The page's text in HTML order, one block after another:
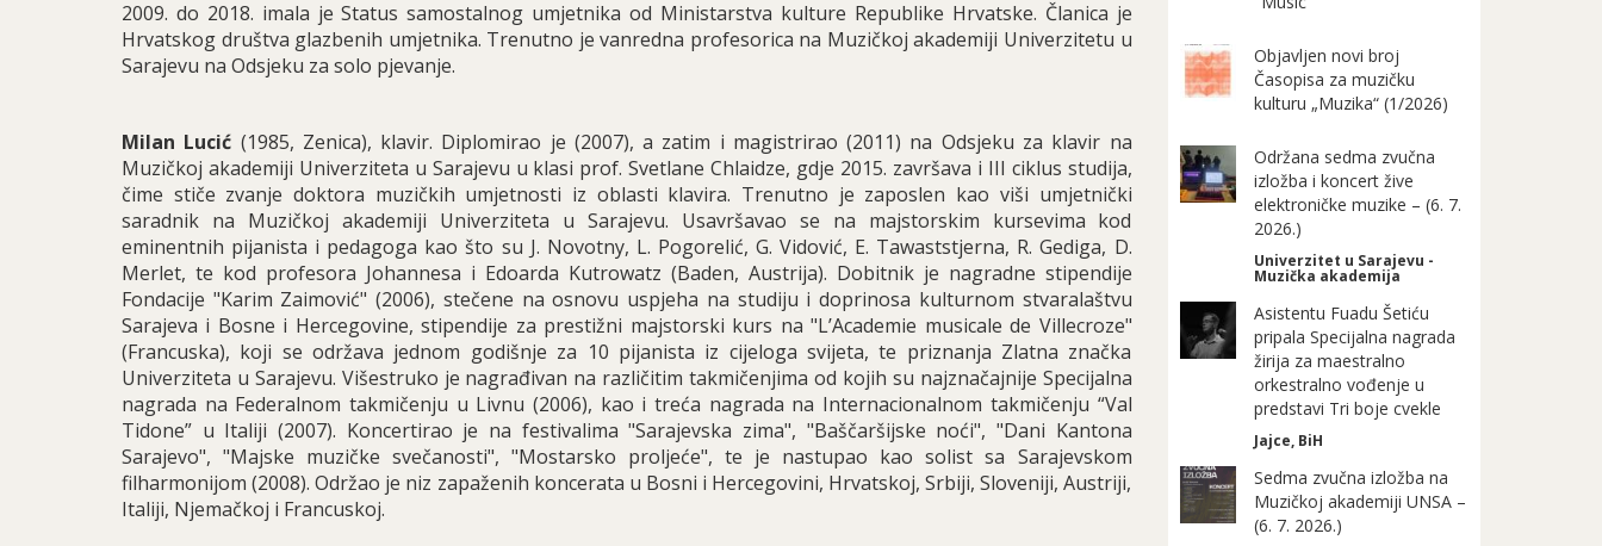
2009. do 2018. imala je Status samostalnog umjetnika od Ministarstva kulture Republike Hrvatske. Članica je
Hrvatskog društva glazbenih umjetnika. Trenutno je vanredna profesorica na Muzičkoj akademiji Univerzitetu u
Sarajevu na Odsjeku za solo pjevanje.
Milan Lucić (1985, Zenica), klavir. Diplomirao je (2007), a zatim i magistrirao (2011) na Odsjeku za klavir na
Muzičkoj akademiji Univerziteta u Sarajevu u klasi prof. Svetlane Chlaidze, gdje 2015. završava i III ciklus studija,
čime stiče zvanje doktora muzičkih umjetnosti iz oblasti klavira. Trenutno je zaposlen kao viši umjetnički
saradnik na Muzičkoj akademiji Univerziteta u Sarajevu. Usavršavao se na majstorskim kursevima kod
eminentnih pijanista i pedagoga kao što su J. Novotny, L. Pogorelić, G. Vidović, E. Tawaststjerna, R. Gediga, D.
Merlet, te kod profesora Johannesa i Edoarda Kutrowatz (Baden, Austrija). Dobitnik je nagradne stipendije
Fondacije "Karim Zaimović" (2006), stečene na osnovu uspjeha na studiju i doprinosa kulturnom stvaralaštvu
Sarajeva i Bosne i Hercegovine, stipendije za prestižni majstorski kurs na "L’Academie musicale de Villecroze"
(Francuska), koji se održava jednom godišnje za 10 pijanista iz cijeloga svijeta, te priznanja Zlatna značka
Univerziteta u Sarajevu. Višestruko je nagrađivan na različitim takmičenjima od kojih su najznačajnije Specijalna
nagrada na Federalnom takmičenju u Livnu (2006), kao i treća nagrada na Internacionalnom takmičenju “Val
Tidone” u Italiji (2007). Koncertirao je na festivalima "Sarajevska zima", "Baščaršijske noći", "Dani Kantona
Sarajevo", "Majske muzičke svečanosti", "Mostarsko proljeće", te je nastupao kao solist sa Sarajevskom
filharmonijom (2008). Održao je niz zapaženih koncerata u Bosni i Hercegovini, Hrvatskoj, Srbiji, Sloveniji, Austriji,
Italiji, Njemačkoj i Francuskoj.
Objavljen novi broj
Časopisa za muzičku
kulturu „Muzika“ (1/2026)
Održana sedma zvučna
izložba i koncert žive
elektroničke muzike – (6. 7.
2026.)
Univerzitet u Sarajevu -
Muzička akademija
Asistentu Fuadu Šetiću
pripala Specijalna nagrada
žirija za maestralno
orkestralno vođenje u
predstavi Tri boje cvekle
Jajce, BiH
Sedma zvučna izložba na
Muzičkoj akademiji UNSA –
(6. 7. 2026.)